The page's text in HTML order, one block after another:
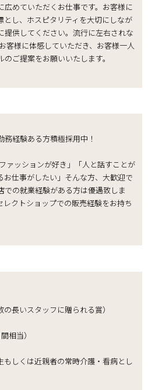
広めていただくお仕事です。お客様に
とし、ホスピタリティを大切にしなが
提供してください。流行に左右されな
客様に体感していただき、お客様一人
ご提案をお願いいたします。
務経験ある方積極採用中！
ァッションが好き」「人と話すことが
仕事がしたい」そんな方、大歓迎で
での就業経験がある方は優遇致しま
クトショップでの販売経験をお持ち
長いスタッフに贈られる賞）
相当）
もしくは近親者の常時介護・看病とし